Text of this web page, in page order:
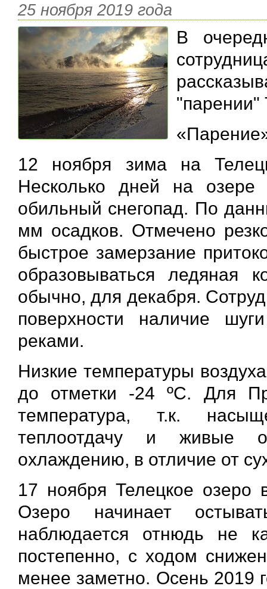
25 ноября 2019 года
В
"парении"
12 ноября зима на
Несколько дней на
обильный снегопад. По
мм осадков. Отмечено
быстрое замерзание
образовываться ледяная
обычно, для декабря.
поверхности наличие
реками.
Низкие температуры
до отметки -24 ºС. Для
температура, т.к.
теплоотдачу и живые
охлаждению, в отличие от
17 ноября Телецкое озеро
Озеро начинает
наблюдается отнюдь не
постепенно, с ходом
менее заметно. Осень 2019